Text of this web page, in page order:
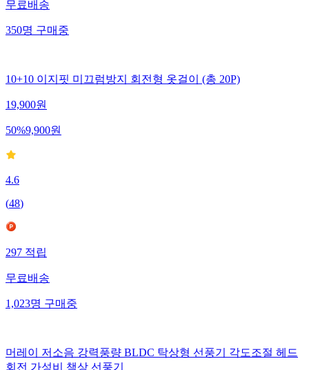
무료배송
350명구매중
10+10 이지핏 미끄럼방지 회전형 옷걸이 (총 20P)
19,900원
50%9,900원
4.6
(48)
297적립
무료배송
1,023명구매중
머레이 저소음 강력풍량 BLDC 탁상형 선풍기 각도조절 헤드